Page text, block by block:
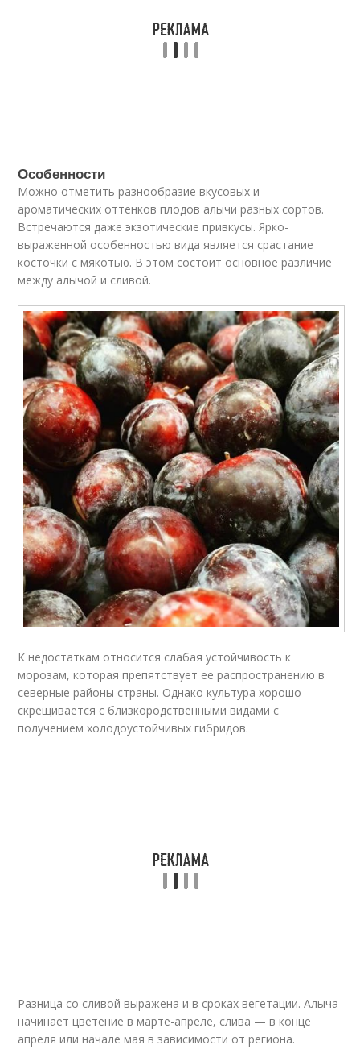
Особенности
Можно отметить разнообразие вкусовых и
ароматических оттенков плодов алычи разных сортов.
Встречаются даже экзотические привкусы. Ярко-
выраженной особенностью вида является срастание
косточки с мякотью. В этом состоит основное различие
между алычой и сливой.
К недостаткам относится слабая устойчивость к
морозам, которая препятствует ее распространению в
северные районы страны. Однако культура хорошо
скрещивается с близкородственными видами с
получением холодоустойчивых гибридов.
Разница со сливой выражена и в сроках вегетации. Алыча
начинает цветение в марте-апреле, слива — в конце
апреля или начале мая в зависимости от региона.